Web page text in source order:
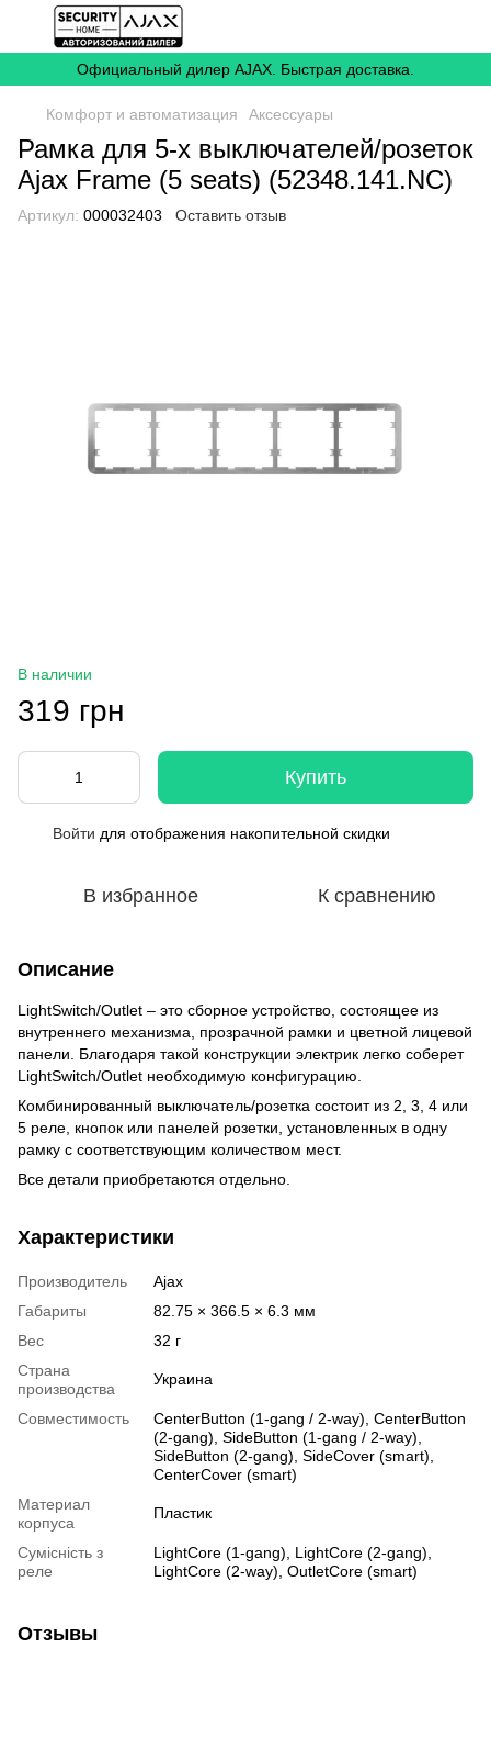
Официальный дилер AJAX. Быстрая доставка.
Комфорт и автоматизация Аксессуары
Рамка для 5-х выключателей/розеток
Ajax Frame (5 seats) (52348.141.NC)
Артикул: 000032403 Оставить отзыв
В наличии
319 грн
Купить
Войти для отображения накопительной скидки
В избранное К сравнению
Описание
LightSwitch/Outlet – это сборное устройство, состоящее из
внутреннего механизма, прозрачной рамки и цветной лицевой
панели. Благодаря такой конструкции электрик легко соберет
LightSwitch/Outlet необходимую конфигурацию.
Комбинированный выключатель/розетка состоит из 2, 3, 4 или
5 реле, кнопок или панелей розетки, установленных в одну
рамку с соответствующим количеством мест.
Все детали приобретаются отдельно.
Характеристики
Производитель
Ajax
Габариты
82.75 × 366.5 × 6.3 мм
Вес
32 г
Страна
производства
Украина
Совместимость
CenterButton (1-gang / 2-way), CenterButton
(2-gang), SideButton (1-gang / 2-way),
SideButton (2-gang), SideCover (smart),
СenterCover (smart)
Материал
корпуса
Пластик
Сумісність з
реле
LightCore (1-gang), LightCore (2-gang),
LightCore (2-way), OutletCore (smart)
Отзывы